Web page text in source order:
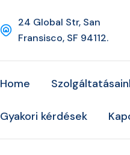
24 Global Str, San
Fransisco, SF 94112.
Home
Gyakori kérdések